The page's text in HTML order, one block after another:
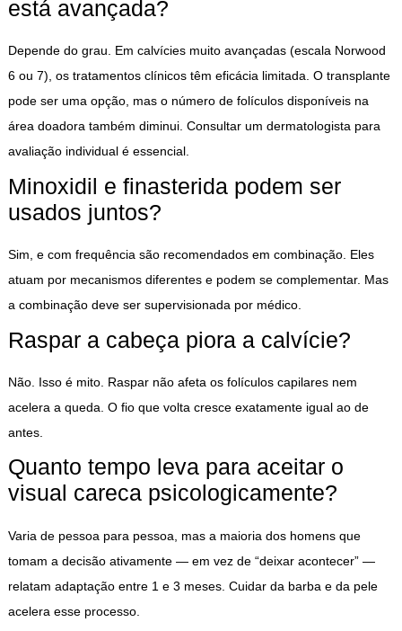
está avançada?
Depende do grau. Em calvícies muito avançadas (escala Norwood
6 ou 7), os tratamentos clínicos têm eficácia limitada. O transplante
pode ser uma opção, mas o número de folículos disponíveis na
área doadora também diminui. Consultar um dermatologista para
avaliação individual é essencial.
Minoxidil e finasterida podem ser
usados juntos?
Sim, e com frequência são recomendados em combinação. Eles
atuam por mecanismos diferentes e podem se complementar. Mas
a combinação deve ser supervisionada por médico.
Raspar a cabeça piora a calvície?
Não. Isso é mito. Raspar não afeta os folículos capilares nem
acelera a queda. O fio que volta cresce exatamente igual ao de
antes.
Quanto tempo leva para aceitar o
visual careca psicologicamente?
Varia de pessoa para pessoa, mas a maioria dos homens que
tomam a decisão ativamente — em vez de “deixar acontecer” —
relatam adaptação entre 1 e 3 meses. Cuidar da barba e da pele
acelera esse processo.